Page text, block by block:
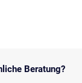
Beratung?